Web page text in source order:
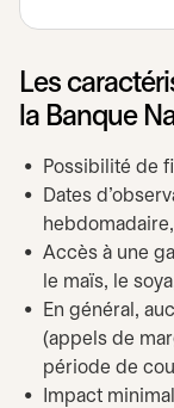
Les
la Banque
Possibilité de
Dates
Accès à une
le maïs, le
En général,
(appels de
période de
Impact